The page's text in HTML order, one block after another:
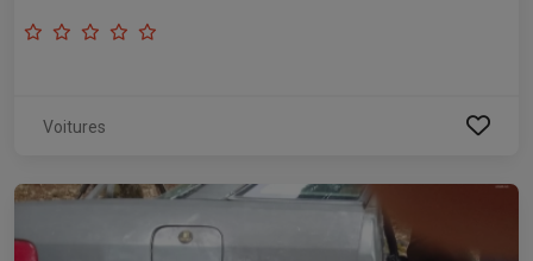
Voitures